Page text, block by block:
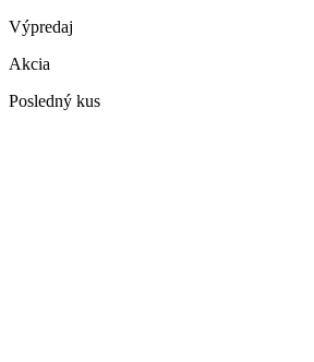
Výpredaj
Akcia
Posledný kus